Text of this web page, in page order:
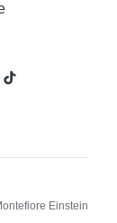
Einstein